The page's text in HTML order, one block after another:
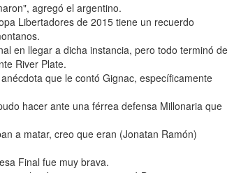
agregó el argentino.
Libertadores de 2015 tiene un recuerdo
en llegar a dicha instancia, pero todo terminó de
River Plate.
que le contó Gignac, específicamente
hacer ante una férrea defensa Millonaria que
a matar, creo que eran (Jonatan Ramón)
Final fue muy brava.